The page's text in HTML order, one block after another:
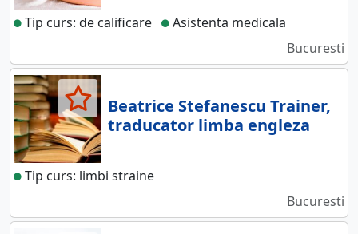
Tip curs: de calificare
Asistenta medicala
Bucuresti
Beatrice Stefanescu Trainer,
traducator limba engleza
Tip curs: limbi straine
Bucuresti